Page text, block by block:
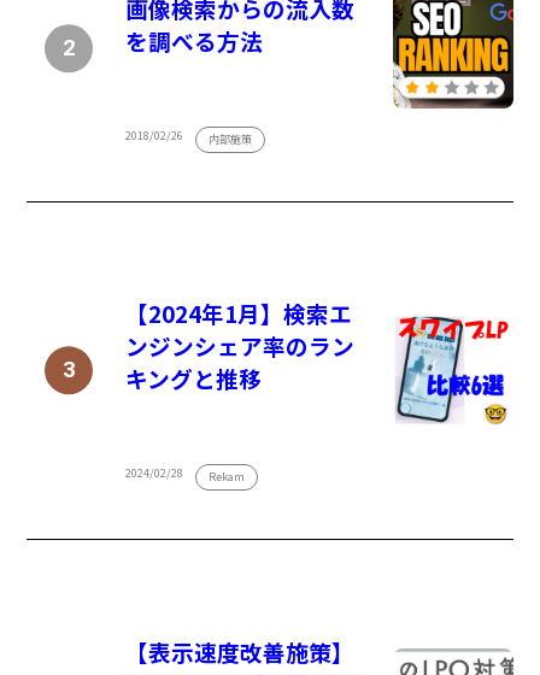
画像検索からの流入数
を調べる方法
2018/02/26 内部施策
【2024年1月】検索エ
ンジンシェア率のラン
キングと推移
2024/02/28 Rekam
【表示速度改善施策】